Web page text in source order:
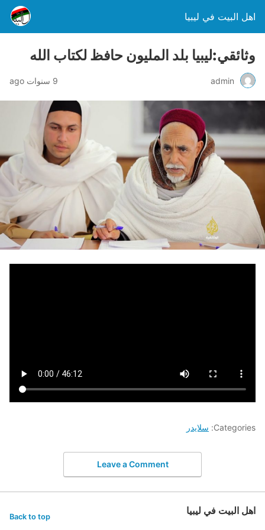
اهل البيت في ليبيا
وثائقي:ليبيا بلد المليون حافظ لكتاب الله
admin 9 سنوات ago
Categories: سلايدر
Leave a Comment
اهل البيت في ليبيا Back to top